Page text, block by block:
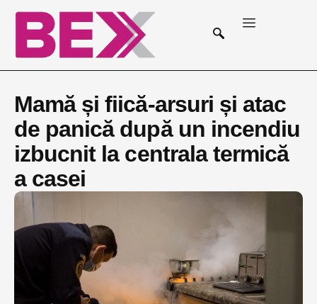
Mamă și fiică-arsuri și atac
de panică după un incendiu
izbucnit la centrala termică
a casei